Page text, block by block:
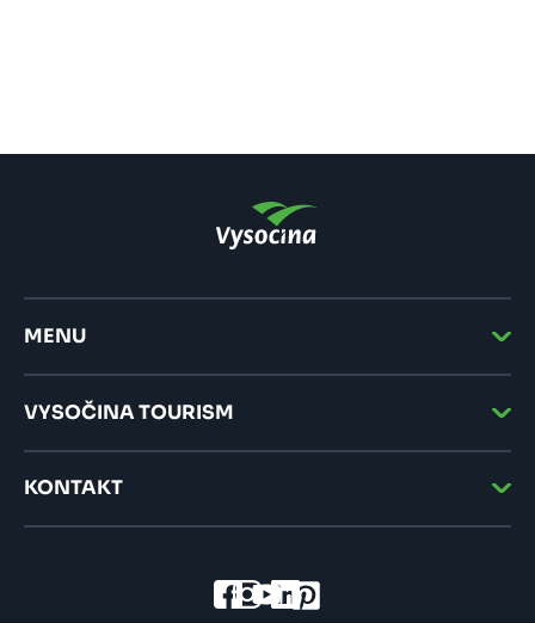
MENU
VYSOČINA TOURISM
KONTAKT